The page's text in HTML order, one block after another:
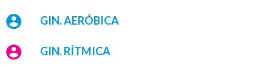
GIN. AERÓBICA
GIN. RÍTMICA